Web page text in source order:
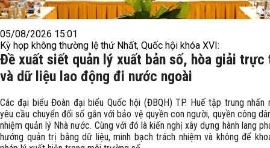
05/08/2026 15:01
Kỳ họp không thường lệ thứ Nhất, Quốc hội khóa XVI:
Đề xuất siết quản lý xuất bản số, hòa giải trực
và dữ liệu lao động đi nước ngoài
Các đại biểu Đoàn đại biểu Quốc hội (ĐBQH) TP. Huế tập trung nhấn
yêu cầu chuyển đổi số gắn với bảo vệ quyền con người, quyền công
nhiệm quản lý Nhà nước. Cùng với đó là kiến nghị xây dựng hành lang
hướng quản trị bằng dữ liệu, minh bạch trách nhiệm và không để